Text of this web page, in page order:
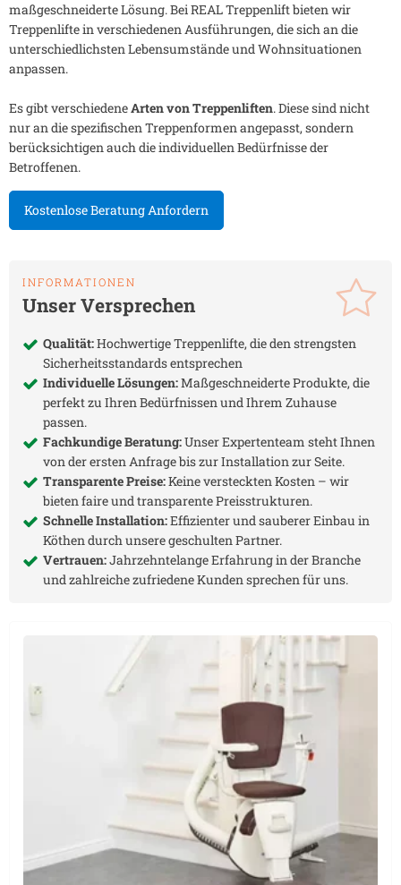
maßgeschneiderte Lösung. Bei REAL Treppenlift bieten wir
Treppenlifte in verschiedenen Ausführungen, die sich an die
unterschiedlichsten Lebensumstände und Wohnsituationen
anpassen.
Es gibt verschiedeneArten von Treppenliften. Diese sind nicht
nur an die spezifischen Treppenformen angepasst, sondern
berücksichtigen auch die individuellen Bedürfnisse der
Betroffenen.
Kostenlose Beratung Anfordern
INFORMATIONEN
Unser Versprechen
Qualität:Hochwertige Treppenlifte, die den strengsten
Sicherheitsstandards entsprechen
Individuelle Lösungen:Maßgeschneiderte Produkte, die
perfekt zu Ihren Bedürfnissen und Ihrem Zuhause
passen.
Fachkundige Beratung:Unser Expertenteam steht Ihnen
von der ersten Anfrage bis zur Installation zur Seite.
Transparente Preise:Keine versteckten Kosten – wir
bieten faire und transparente Preisstrukturen.
Schnelle Installation:Effizienter und sauberer Einbau in
Köthendurch unsere geschulten Partner.
Vertrauen:Jahrzehntelange Erfahrung in der Branche
und zahlreiche zufriedene Kunden sprechen für uns.